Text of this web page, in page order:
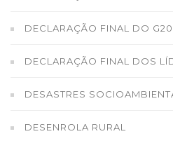
DECLARAÇÃO FINAL DO G20
DECLARAÇÃO FINAL DOS
DESASTRES
DESENROLA RURAL